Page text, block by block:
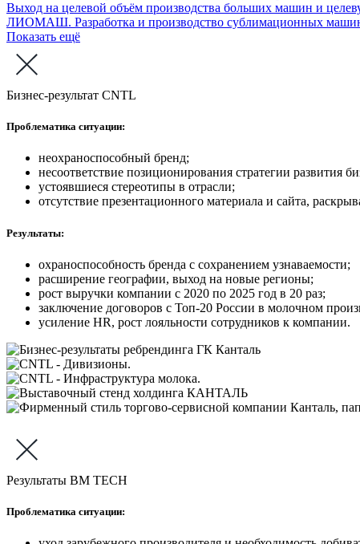
Выход на целевой объём производства больших машин и
ЛИОМАШ. Разработка и производство сублимационных
Показать ещё
Бизнес-результат CNTL
Проблематика ситуации:
неохраноспособный бренд;
несоответствие позиционирования стратегии развития
устоявшиеся стереотипы в отрасли;
отсутствие презентационного материала и сайта,
Результаты:
охраноспособность бренда с сохранением узнаваемости;
расширение географии, выход на новые регионы;
рост выручки компании с 2020 по 2025 год в 20 раз;
заключение договоров с Топ-20 России в молочном
усиление HR, рост лояльности сотрудников к компании.
Результаты BM TECH
Проблематика ситуации: